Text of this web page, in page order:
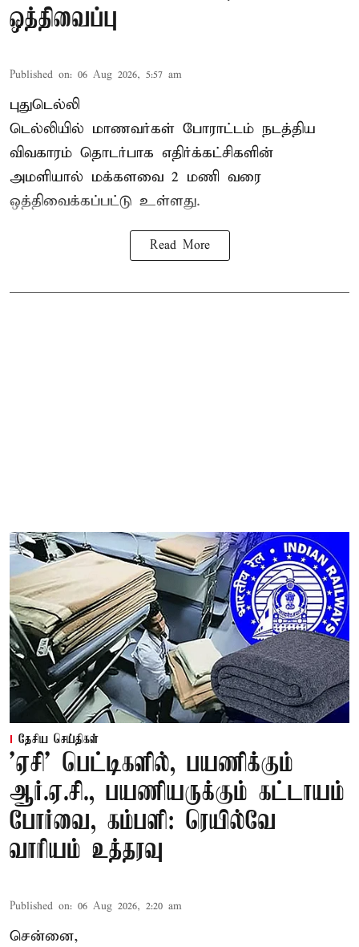
ஒத்திவைப்பு
Published on: 06 Aug 2026, 5:57 am
புதுடெல்லி
டெல்லியில் மாணவர்கள் போராட்டம் நடத்திய
விவகாரம் தொடர்பாக எதிர்க்கட்சிகளின்
அமளியால் மக்களவை 2 மணி வரை
ஒத்திவைக்கப்பட்டு உள்ளது.
Read More
தேசிய செய்திகள்
'ஏசி' பெட்டிகளில், பயணிக்கும்
ஆர்.ஏ.சி., பயணியருக்கும் கட்டாயம்
போர்வை, கம்பளி: ரெயில்வே
வாரியம் உத்தரவு
Published on: 06 Aug 2026, 2:20 am
சென்னை,